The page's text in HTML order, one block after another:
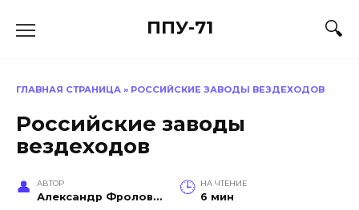
ППУ-71
ГЛАВНАЯ СТРАНИЦА » РОССИЙСКИЕ ЗАВОДЫ ВЕЗДЕХОДОВ
Российские заводы
вездеходов
АВТОР
Александр Фролов (Инженер, эксперт в построении производств)
НА ЧТЕНИЕ
6 мин